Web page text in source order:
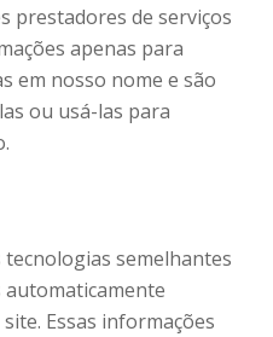
prestadores de serviços
apenas para
em nosso nome e são
ou usá-las para
semelhantes
Essas informações